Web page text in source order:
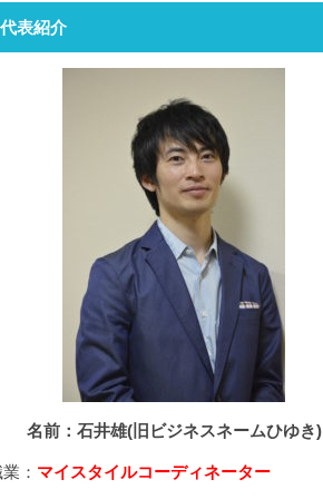
代表紹介
名前：石井雄(旧ビジネスネームひゆき)
： マイスタイルコーディネーター